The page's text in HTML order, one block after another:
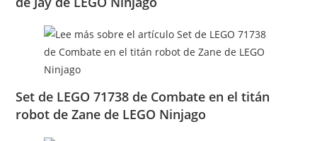
Set de LEGO 71738 de Combate en el titán
robot de Zane de LEGO Ninjago